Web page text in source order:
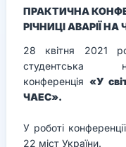
ПРАКТИЧНА
РІЧНИЦІ АВАРІЇ НА
28 квітня 2021
студентська
конференція «У
ЧАЕС».
У роботі
22 міст України.